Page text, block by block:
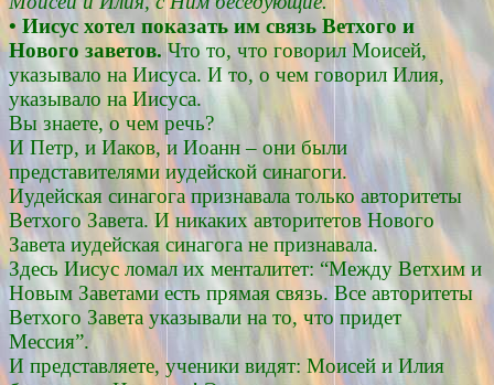
• Иисус хотел показать им связь Ветхого и
Нового заветов.Что то, что говорил Моисей,
указывало на Иисуса. И то, о чем говорил Илия,
указывало на Иисуса.
Вы знаете, о чем речь?
И Петр, и Иаков, и Иоанн – они были
представителями иудейской синагоги.
Иудейская синагога признавала только авторитеты
Ветхого Завета. И никаких авторитетов Нового
Завета иудейская синагога не признавала.
Здесь Иисус ломал их менталитет: “Между Ветхим и
Новым Заветами есть прямая связь. Все авторитеты
Ветхого Завета указывали на то, что придет
Мессия”.
И представляете, ученики видят: Моисей и Илия